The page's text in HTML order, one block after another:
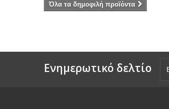
Όλα τα δημοφιλή προϊόντα
Ενημερωτικό δελτίο